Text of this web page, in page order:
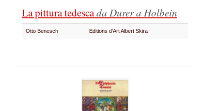
La pittura tedescada Durer a Holbein
Otto Benesch Editions d'Art Albert Skira